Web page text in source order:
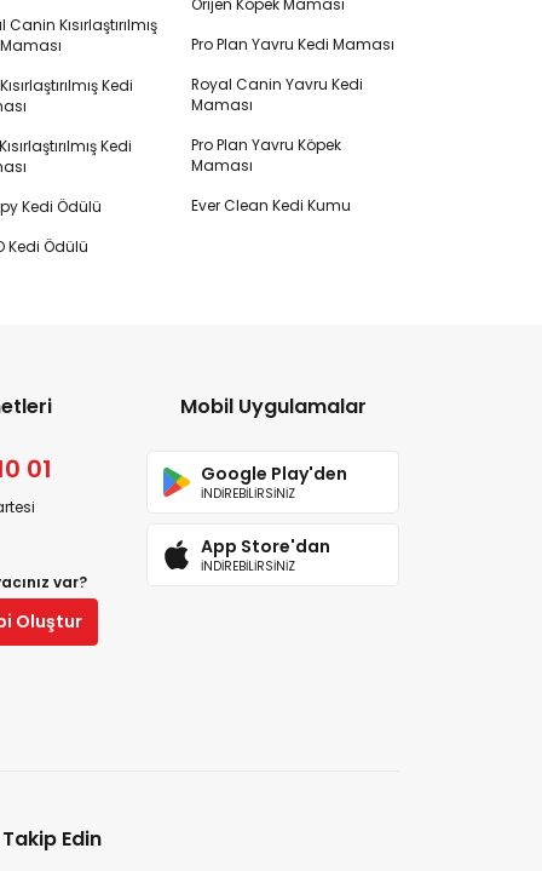
Canin Kısırlaştırılmış
Kedi
Kedi
Kedi Ödülü
Kedi Ödülü
Orijen Köpek Maması
Pro Plan Yavru Kedi Maması
Royal Canin Yavru Kedi
Maması
Pro Plan Yavru Köpek
Maması
Ever Clean Kedi Kumu
01
var?
Oluştur
Mobil Uygulamalar
Google Play'den
İNDİREBİLİRSİNİZ
App Store'dan
İNDİREBİLİRSİNİZ
Edin